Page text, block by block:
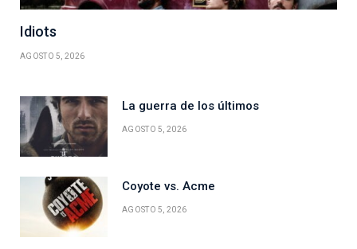
Idiots
AGOSTO 5, 2026
La guerra de los últimos
AGOSTO 5, 2026
Coyote vs. Acme
AGOSTO 5, 2026